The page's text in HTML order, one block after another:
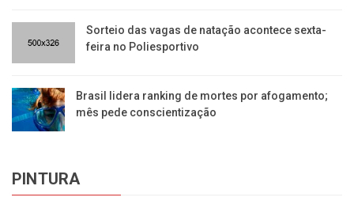
Sorteio das vagas de natação acontece sexta-
feira no Poliesportivo
Brasil lidera ranking de mortes por afogamento;
mês pede conscientização
PINTURA